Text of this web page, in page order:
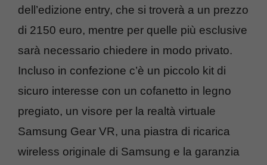
dell’edizione entry, che si troverà a un prezzo
di 2150 euro, mentre per quelle più esclusive
sarà necessario chiedere in modo privato.
Incluso in confezione c’è un piccolo kit di
sicuro interesse con un cofanetto in legno
pregiato, un visore per la realtà virtuale
Samsung Gear VR, una piastra di ricarica
wireless originale di Samsung e la garanzia